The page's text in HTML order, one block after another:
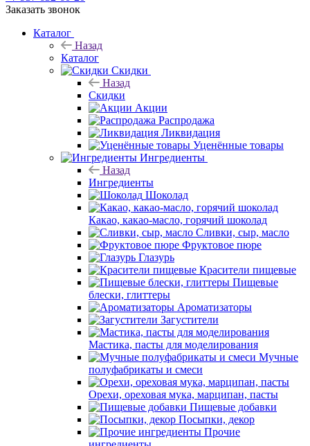
Заказать звонок
Каталог
Назад
Каталог
Скидки
Назад
Скидки
Акции
Распродажа
Ликвидация
Уценённые товары
Ингредиенты
Назад
Ингредиенты
Шоколад
Какао, какао-масло, горячий шоколад
Сливки, сыр, масло
Фруктовое пюре
Глазурь
Красители пищевые
Пищевые
блески, глиттеры
Ароматизаторы
Загустители
Мастика, пасты для моделирования
Мучные
полуфабрикаты и смеси
Орехи, ореховая мука, марципан, пасты
Пищевые добавки
Посыпки, декор
Прочие